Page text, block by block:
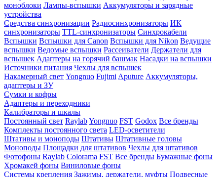
моноблоки Лампы-вспышки Аккумуляторы и зарядные
устройства
Средства синхронизации Радиосинхронизаторы ИК
синхронизаторы TTL-синхронизаторы Синхрокабели
Вспышки Вспышки для Canon Вспышки для Nikon Ведущие
вспышки Ведомые вспышки Рассеиватели Держатели для
вспышек Адаптеры на горячий башмак Насадки на вспышки
Источники питания Чехлы для вспышек
Накамерный свет Yongnuo Fujimi Aputure Аккумуляторы,
адаптеры и ЗУ
Сумки и кофры
Адаптеры и переходники
Калибраторы и шкалы
Постоянный свет RaylabYongnuo FST Godox Все бренды
Комплекты постоянного света LED-осветители
Штативы и моноподы Штативы Штативные головы
Моноподы Площадки для штативов Чехлы для штативов
Фотофоны Raylab Colorama FST Все бренды Бумажные фоны
Хромакей фоны Виниловые фоны
Системы крепления Зажимы, держатели, муфты Подвесные